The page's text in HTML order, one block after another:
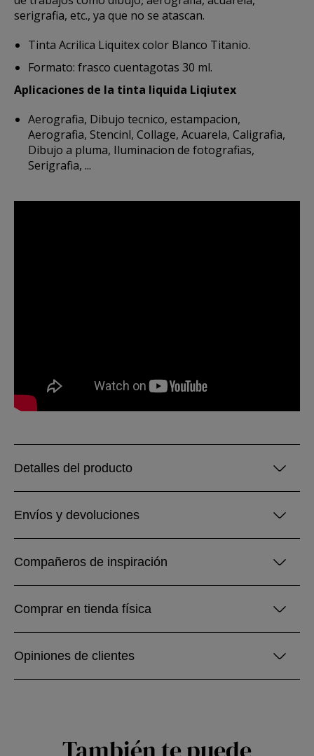
serigrafia, etc., ya que no se atascan.
Tinta Acrilica Liquitex color Blanco Titanio.
Formato: frasco cuentagotas 30 ml.
Aplicaciones de la tinta liquida Liqiutex
Aerografia, Dibujo tecnico, estampacion,
Aerografia, Stencinl, Collage, Acuarela, Caligrafia,
Dibujo a pluma, Iluminacion de fotografias,
Serigrafia, ...
Detalles del producto
Envíos y devoluciones
Compañeros de inspiración
Comprar en tienda física
Opiniones de clientes